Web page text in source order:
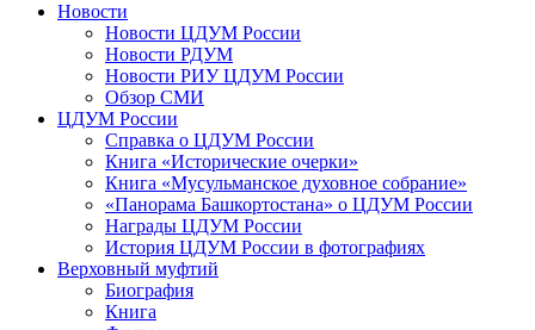
Новости
Новости ЦДУМ России
Новости РДУМ
Новости РИУ ЦДУМ России
Обзор СМИ
ЦДУМ России
Справка о ЦДУМ России
Книга «Исторические очерки»
Книга «Мусульманское духовное собрание»
«Панорама Башкортостана» о ЦДУМ России
Награды ЦДУМ России
История ЦДУМ России в фотографиях
Верховный муфтий
Биография
Книга